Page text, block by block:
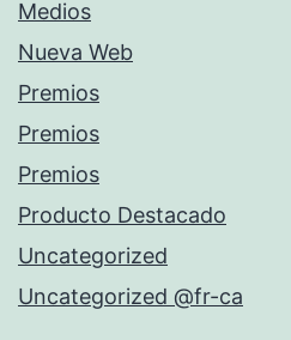
Medios
Nueva Web
Premios
Premios
Premios
Producto Destacado
Uncategorized
Uncategorized @fr-ca